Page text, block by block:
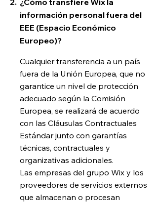
2. ¿Cómo transfiere Wix la
información personal fuera del
EEE (Espacio Económico
Europeo)?
Cualquier transferencia a un país
fuera de la Unión Europea, que no
garantice un nivel de protección
adecuado según la Comisión
Europea, se realizará de acuerdo
con las Cláusulas Contractuales
Estándar junto con garantías
técnicas, contractuales y
organizativas adicionales.
Las empresas del grupo Wix y los
proveedores de servicios externos
que almacenan o procesan